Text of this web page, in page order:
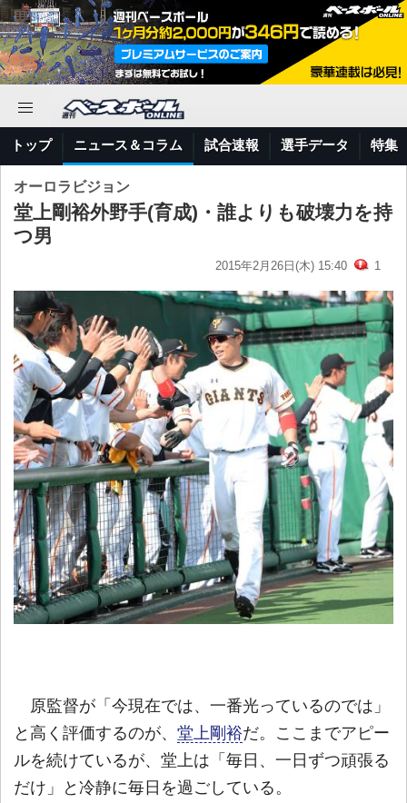
トップ ニュース＆コラム 試合速報 選手データ 特集
オーロラビジョン
堂上剛裕外野手(育成)・誰よりも破壊力を持
つ男
2015年2月26日(木) 15:40 1
原監督が「今現在では、一番光っているのでは」
と高く評価するのが、 堂上剛裕だ。ここまでアピー
ルを続けているが、堂上は「毎日、一日ずつ頑張る
だけ」と冷静に毎日を過ごしている。